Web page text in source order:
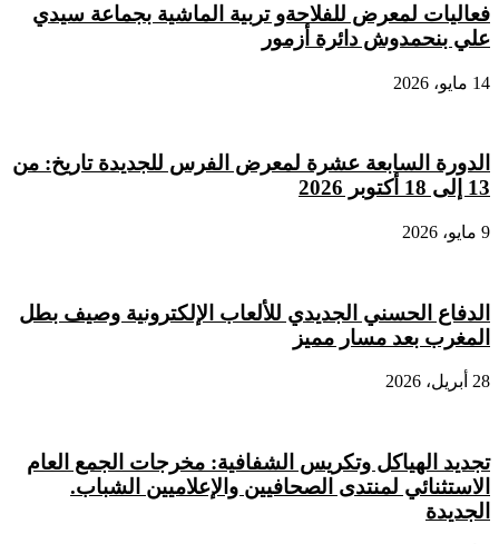
فعاليات لمعرض للفلاحةو تربية الماشية بجماعة سيدي
علي بنحمدوش دائرة أزمور
14 مايو، 2026
الدورة السابعة عشرة لمعرض الفرس للجديدة تاريخ: من
13 إلى 18 أكتوبر 2026
9 مايو، 2026
الدفاع الحسني الجديدي للألعاب الإلكترونية وصيف بطل
المغرب بعد مسار مميز
28 أبريل، 2026
تجديد الهياكل وتكريس الشفافية: مخرجات الجمع العام
الاستثنائي لمنتدى الصحافيين والإعلاميين الشباب.
الجديدة